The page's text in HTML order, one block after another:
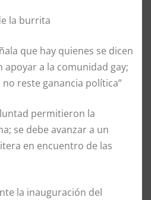
la burrita
que hay quienes se dicen
a la comunidad gay;
reste ganancia política”
permitieron la
se debe avanzar a un
en encuentro de las
la inauguración del